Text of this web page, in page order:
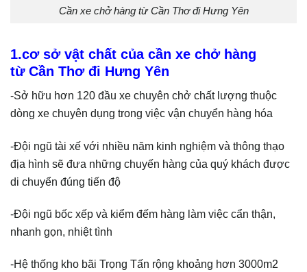
Cần xe chở hàng từ Cần Thơ đi Hưng Yên
1.cơ sở vật chất của cần xe chở hàng
từ Cần Thơ đi Hưng Yên
-Sở hữu hơn 120 đầu xe chuyên chở chất lượng thuộc
dòng xe chuyên dụng trong việc vận chuyển hàng hóa
-Đội ngũ tài xế với nhiều năm kinh nghiệm và thông thạo
địa hình sẽ đưa những chuyến hàng của quý khách được
di chuyển đúng tiến độ
-Đội ngũ bốc xếp và kiểm đếm hàng làm việc cẩn thận,
nhanh gọn, nhiệt tình
-Hệ thống kho bãi Trọng Tấn rộng khoảng hơn 3000m2